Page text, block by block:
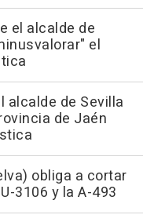
el alcalde de
el
alcalde de Sevilla
de Jaén
obliga a cortar
3106 y la A-493